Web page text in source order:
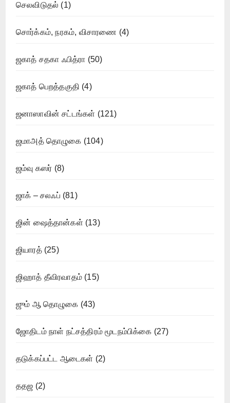
செலவிடுதல் (1)
சொர்க்கம், நரகம், விசாரணை (4)
ஜகாத் சதகா ஃபித்ரா (50)
ஜகாத் பெறத்தகுதி (4)
ஜனாஸாவின் சட்டங்கள் (121)
ஜமாஅத் தொழுகை (104)
ஜம்வு கஸர் (8)
ஜாக் – சலஃப் (81)
ஜின் ஷைத்தான்கள் (13)
ஜியாரத்(25)
ஜிஹாத் தீவிரவாதம் (15)
ஜும் ஆ தொழுகை (43)
ஜோதிடம் நாள் நட்சத்திரம் மூடநம்பிக்கை (27)
தடுக்கப்பட்ட ஆடைகள் (2)
ததஜ (2)